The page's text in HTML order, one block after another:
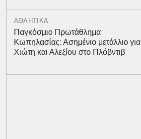
ΑΘΛΗΤΙΚΑ
Παγκόσμιο Πρωτάθλημα
Κωπηλασίας: Ασημένιο μετάλλιο για
Χιώτη και Αλεξίου στο Πλόβντιβ